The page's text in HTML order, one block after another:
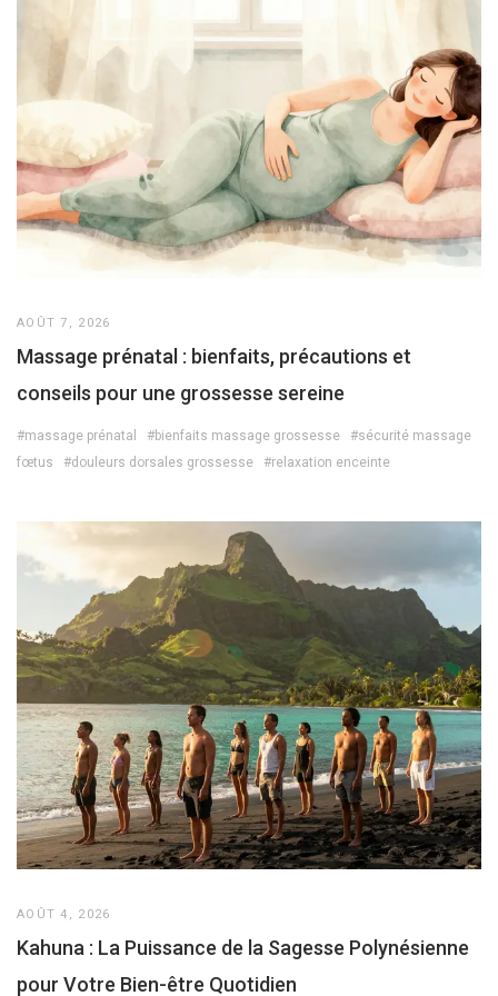
AOÛT 7, 2026
Massage prénatal : bienfaits, précautions et
conseils pour une grossesse sereine
#massage prénatal #bienfaits massage grossesse
#sécurité massage
fœtus
#douleurs dorsales grossesse #relaxation enceinte
AOÛT 4, 2026
Kahuna : La Puissance de la Sagesse Polynésienne
pour Votre Bien-être Quotidien